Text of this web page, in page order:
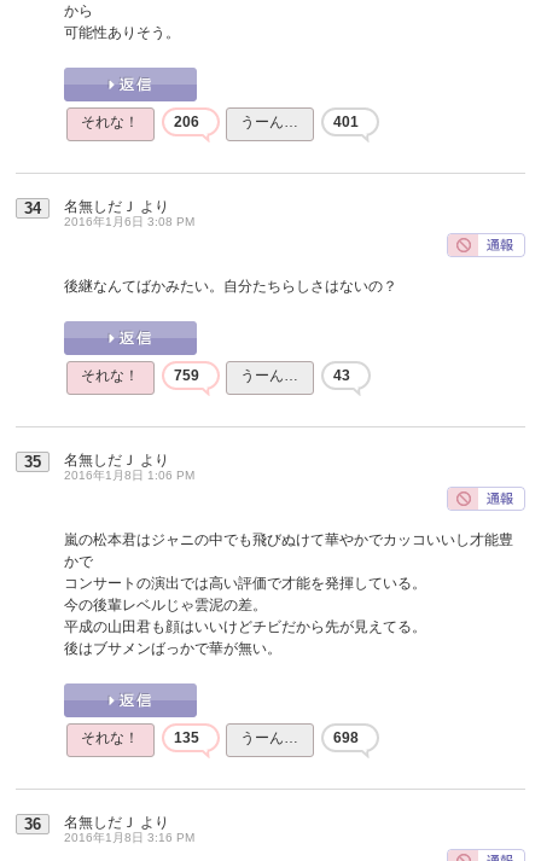
から
可能性ありそう。
それな！ 206 うーん… 401
34 名無しだＪ より
2016年1月6日 3:08 PM
後継なんてばかみたい。自分たちらしさはないの？
それな！ 759 うーん… 43
35 名無しだＪ より
2016年1月8日 1:06 PM
嵐の松本君はジャニの中でも飛びぬけて華やかでカッコいいし才能豊
かで
コンサートの演出では高い評価で才能を発揮している。
今の後輩レベルじゃ雲泥の差。
平成の山田君も顔はいいけどチビだから先が見えてる。
後はブサメンばっかで華が無い。
それな！ 135 うーん… 698
36 名無しだＪ より
2016年1月8日 3:16 PM